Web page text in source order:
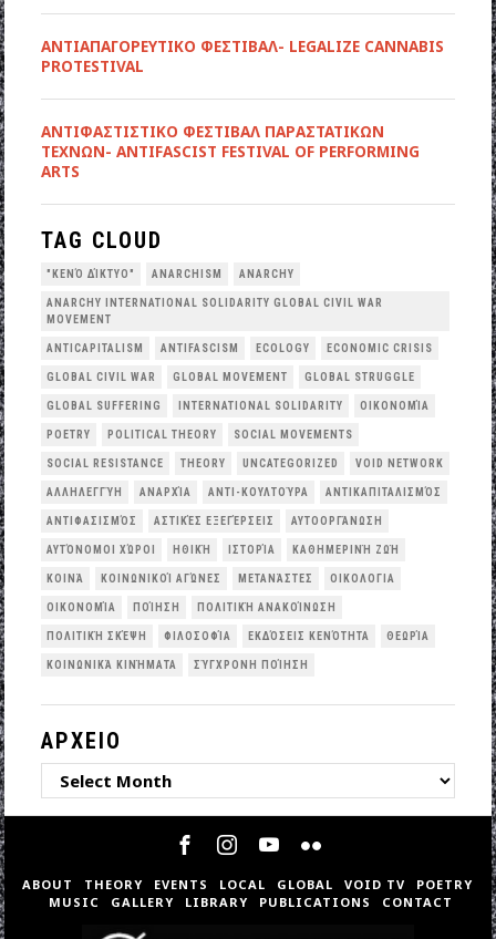
ΑΝΤΙΑΠΑΓΟΡΕΥΤΙΚΟ ΦΕΣΤΙΒΑΛ- LEGALIZE CANNABIS
PROTESTIVAL
ANTIΦΑΣΤΙΣΤΙΚΟ ΦΕΣΤΙΒΑΛ ΠΑΡΑΣΤΑΤΙΚΩΝ
ΤΕΧΝΩΝ- ANTIFASCIST FESTIVAL OF PERFORMING
ARTS
TAG CLOUD
"ΚΕΝΌ ΔΊΚΤΥΟ" ANARCHISM ANARCHY
ANARCHY INTERNATIONAL SOLIDARITY GLOBAL CIVIL WAR
MOVEMENT
ANTICAPITALISM ANTIFASCISM ECOLOGY ECONOMIC CRISIS
GLOBAL CIVIL WAR GLOBAL MOVEMENT GLOBAL STRUGGLE
GLOBAL SUFFERING INTERNATIONAL SOLIDARITY OΙΚΟΝΟΜΊΑ
POETRY POLITICAL THEORY SOCIAL MOVEMENTS
SOCIAL RESISTANCE THEORY UNCATEGORIZED VOID NETWORK
ΑΛΛΗΛΕΓΓΎΗ ΑΝΑΡΧΊΑ ΑΝΤΙ-ΚΟΥΛΤΟΎΡΑ ΑΝΤΙΚΑΠΙΤΑΛΙΣΜΌΣ
ΑΝΤΙΦΑΣΙΣΜΌΣ ΑΣΤΙΚΈΣ ΕΞΕΓΈΡΣΕΙΣ ΑΥΤΟΟΡΓΆΝΩΣΗ
ΑΥΤΌΝΟΜΟΙ ΧΏΡΟΙ ΗΘΙΚΉ ΙΣΤΟΡΊΑ ΚΑΘΗΜΕΡΙΝΉ ΖΩΉ
ΚΟΙΝΆ ΚΟΙΝΩΝΙΚΟΊ ΑΓΏΝΕΣ ΜΕΤΑΝΆΣΤΕΣ ΟΙΚΟΛΟΓΙΑ
ΟΙΚΟΝΟΜΊΑ ΠΟΊΗΣΗ ΠΟΛΙΤΙΚΉ ΑΝΑΚΟΊΝΩΣΗ
ΠΟΛΙΤΙΚΉ ΣΚΈΨΗ ΦΙΛΟΣΟΦΊΑ ΕΚΔΌΣΕΙΣ ΚΕΝΌΤΗΤΑ ΘΕΩΡΊΑ
ΚΟΙΝΩΝΙΚΆ ΚΙΝΉΜΑΤΑ ΣΎΓΧΡΟΝΗ ΠΟΊΗΣΗ
ΑΡΧΕΙΟ
ΑΡΧΕΙΟ
ABOUT THEORY EVENTS LOCAL GLOBAL VOID TV
POETRY
MUSIC
GALLERY LIBRARY PUBLICATIONS CONTACT